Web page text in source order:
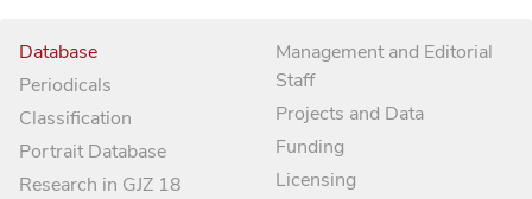
Database
Periodicals
Classification
Portrait Database
Research in GJZ 18
Management and Editorial
Staff
Projects and Data
Funding
Licensing